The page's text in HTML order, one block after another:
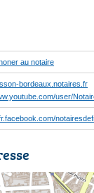
au notaire
bordeaux.notaires.fr
user/